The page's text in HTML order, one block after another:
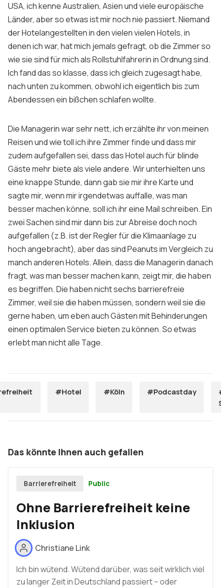
USA, ich kenne Australien, Asien und viele europäische
Länder, aber so etwas ist mir noch nie passiert. Niemand
der Hotelangestellten in den vielen vielen Hotels, in
denen ich war, hat mich jemals gefragt, ob die Zimmer so
wie sie sind für mich als Rollstuhlfahrerin in Ordnung sind.
Ich fand das so klasse, dass ich gleich zugesagt habe,
nach unten zu kommen, obwohl ich eigentlich bis zum
Abendessen ein bißchen schlafen wollte.
Die Managerin war sehr nett, ich erzählte ihr von meinen
Reisen und wie toll ich ihre Zimmer finde und dass mir
zudem aufgefallen sei, dass das Hotel auch für blinde
Gäste mehr biete als viele andere. Wir unterhielten uns
eine knappe Stunde, dann gab sie mir ihre Karte und
sagte mir, wenn mir irgendetwas auffalle, was man
besser machen könne, soll ich ihr eine Mail schreiben. Ein
zwei Sachen sind mir dann bis zur Abreise doch noch
aufgefallen (z.B. ist der Regler für die Klimaanlage zu
hoch angebracht), aber das sindPeanutsim Vergleich zu
manch anderen Hotels. Allein, dass die Managerin danach
fragt, was man besser machen kann, zeigt mir, die haben
es begriffen. Die haben nicht sechs barrierefreie
Zimmer, weil sie die haben müssen, sondern weil sie die
gerne haben, um eben auch Gästen mit Behinderungen
einen optimalen Service bieten zu können. So etwas
erlebt man nicht alle Tage.
#Hotel #Köln #Podcastday
Das könnte Ihnen auch gefallen
Barrierefreiheit Public
Ohne Barrierefreiheit keine
Inklusion
Christiane Link
Ich bin wütend. Wütend darüber, was seit wirklich viel
zu langer Zeit in Deutschland passiert – oder